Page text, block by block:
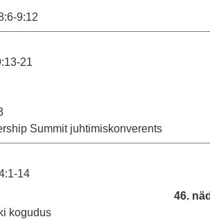
9:12
21
Summit juhtimiskonverents
14
46.
kogudus